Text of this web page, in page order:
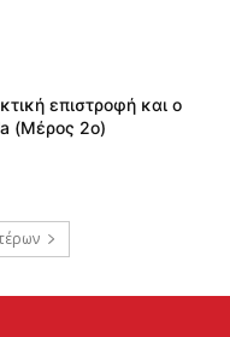
επιστροφή και ο
(Μέρος 2ο)